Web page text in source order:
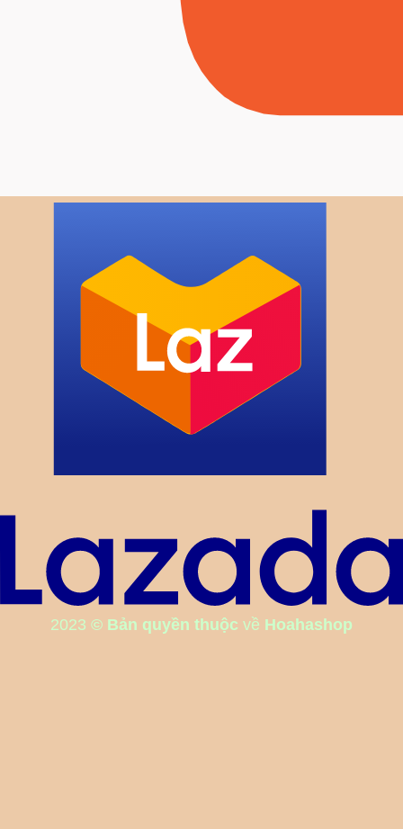
2023 © Bản quyền thuộc về Hoahashop